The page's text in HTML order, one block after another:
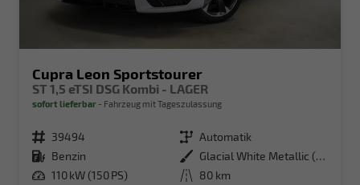
Cupra Leon Sportstourer
ST 1,5 eTSI DSG Kombi - LAGER
sofort lieferbar Fahrzeug mit Tageszulassung
Fahrzeugnr. 39494 Getriebe Automatik
Kraftstoff Benzin Außenfarbe
Glacial White Metallic (2Y)
Leistung 110 kW (150 PS) Kilometerstand 80 km